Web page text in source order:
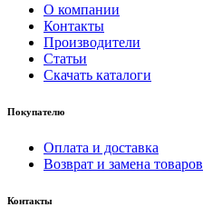
О компании
Контакты
Производители
Статьи
Скачать каталоги
Покупателю
Оплата и доставка
Возврат и замена товаров
Контакты